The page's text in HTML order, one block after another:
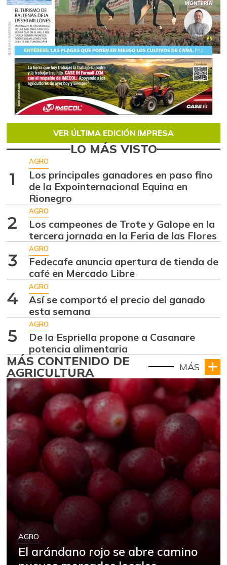
VER ÚLTIMA EDICIÓN IMPRESA
LO MÁS VISTO
1
AGRO
Los principales ganadores en paso fino
de la Expointernacional Equina en
Rionegro
2
AGRO
Los campeones de Trote y Galope en la
tercera jornada en la Feria de las Flores
3
AGRO
Fedecafe anuncia apertura de tienda de
café en Mercado Libre
4
AGRO
Así se comportó el precio del ganado
esta semana
5
AGRO
De la Espriella propone a Casanare
potencia alimentaria
MÁS CONTENIDO DE
AGRICULTURA MÁS
AGRO
El arándano rojo se abre camino